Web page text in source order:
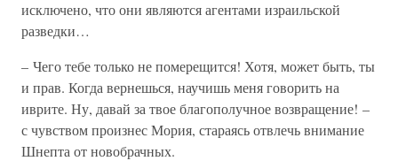
исключено, что они являются агентами израильской
разведки…
– Чего тебе только не померещится! Хотя, может быть, ты
и прав. Когда вернешься, научишь меня говорить на
иврите. Ну, давай за твое благополучное возвращение! –
с чувством произнес Мория, стараясь отвлечь внимание
Шнепта от новобрачных.